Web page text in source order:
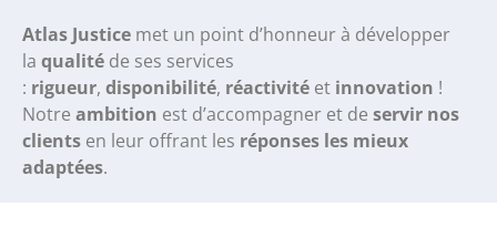
Atlas Justice met un point d’honneur à développer
la qualité de ses services
: rigueur, disponibilité, réactivité et innovation !
Notre ambition est d’accompagner et de servir nos
clients en leur offrant les réponses les mieux
adaptées.